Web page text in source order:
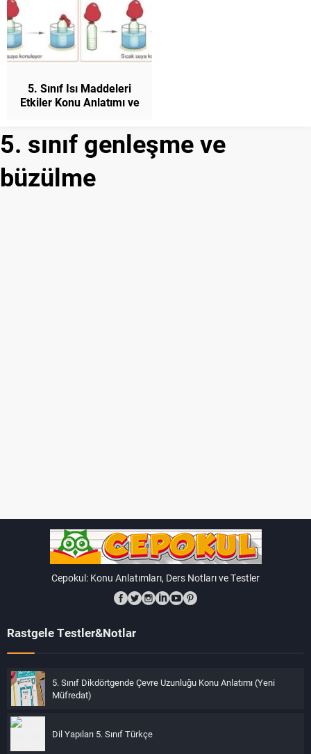
5. Sınıf Isı Maddeleri
Etkiler Konu Anlatımı ve
5. sınıf genleşme ve
büzülme
Cepokul: Konu Anlatımları, Ders Notları ve Testler
Rastgele Testler&Notlar
5. Sınıf Dikdörtgende Çevre Uzunluğu Konu Anlatımı (Yeni
Müfredat)
Dil Yapıları 5. Sınıf Türkçe